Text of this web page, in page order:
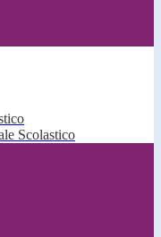
Scolastico